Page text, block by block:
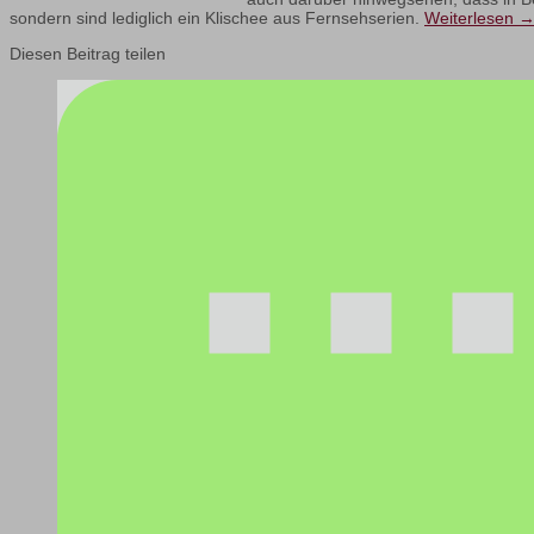
sondern sind lediglich ein Klischee aus Fernsehserien. Weiterlesen →
Diesen Beitrag teilen